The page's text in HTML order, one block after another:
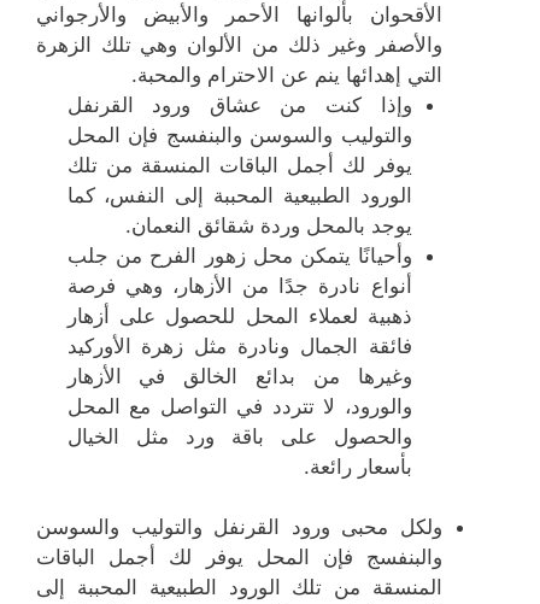
الأقحوان بألوانها الأحمر والأبيض والأرجواني
والأصفر وغير ذلك من الألوان وهي تلك الزهرة
التي إهدائها ينم عن الاحترام والمحبة.
وإذا كنت من عشاق ورود القرنفل
والتوليب والسوسن والبنفسج فإن المحل
يوفر لك أجمل الباقات المنسقة من تلك
الورود الطبيعية المحببة إلى النفس، كما
يوجد بالمحل وردة شقائق النعمان.
وأحيانًا يتمكن محل زهور الفرح من جلب
أنواع نادرة جدًا من الأزهار، وهي فرصة
ذهبية لعملاء المحل للحصول على أزهار
فائقة الجمال ونادرة مثل زهرة الأوركيد
وغيرها من بدائع الخالق في الأزهار
والورود، لا تتردد في التواصل مع المحل
والحصول على باقة ورد مثل الخيال
بأسعار رائعة.
ولكل محبى ورود القرنفل والتوليب والسوسن
والبنفسج فإن المحل يوفر لك أجمل الباقات
المنسقة من تلك الورود الطبيعية المحببة إلى